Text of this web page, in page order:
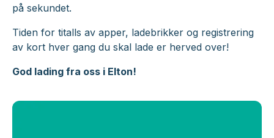
på sekundet.
Tiden for titalls av apper, ladebrikker og registrering
av kort hver gang du skal lade er herved over!
God lading fra oss i Elton!